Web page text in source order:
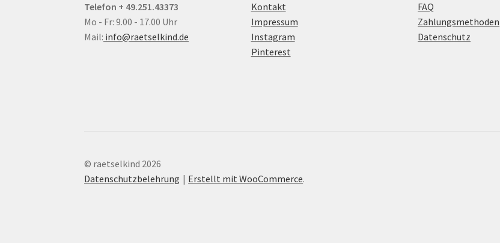
Telefon + 49.251.43373
Mo - Fr: 9.00 - 17.00 Uhr
Mail: info@raetselkind.de
Kontakt
Impressum
Instagram
Pinterest
FAQ
Zahlungsmethoden
Datenschutz
© raetselkind 2026
Datenschutzbelehrung
Erstellt mit WooCommerce.